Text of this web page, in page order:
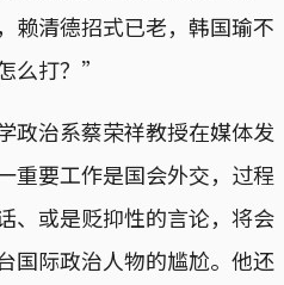
赖清德招式已老，韩国瑜不
么打？”
政治系蔡荣祥教授在媒体发
重要工作是国会外交，过程
、或是贬抑性的言论，将会
国际政治人物的尴尬。他还